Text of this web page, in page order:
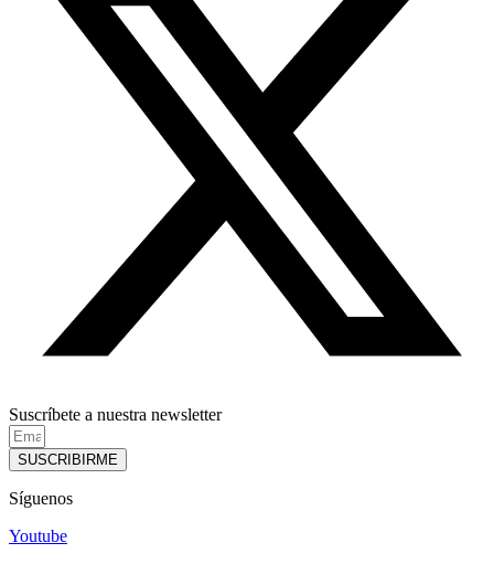
Suscríbete a nuestra newsletter
SUSCRIBIRME
Síguenos
Youtube